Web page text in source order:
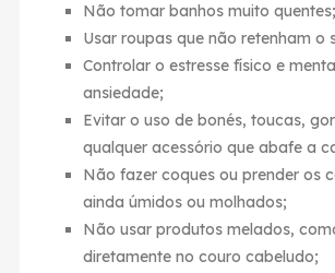
Não tomar banhos muito quentes;
Usar roupas que não retenham o
Controlar o estresse físico e
ansiedade;
Evitar o uso de bonés, toucas,
qualquer acessório que abafe a
Não fazer coques ou prender os
ainda úmidos ou molhados;
Não usar produtos melados,
diretamente no couro cabeludo;